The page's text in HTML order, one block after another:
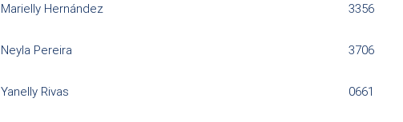
Marielly Hernández 3356
Neyla Pereira 3706
Yanelly Rivas 0661